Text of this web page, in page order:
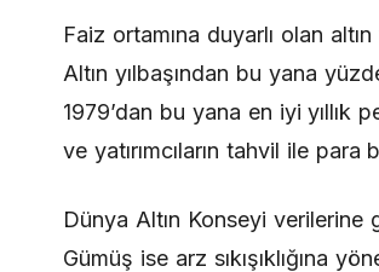
Faiz ortamına duyarlı olan
Altın yılbaşından bu yana
1979’dan bu yana en iyi yıllık
ve yatırımcıların tahvil ile
Dünya Altın Konseyi verilerine
Gümüş ise arz sıkışıklığına